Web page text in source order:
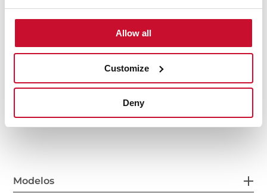
Allow all
Customize
Deny
Detalles técnicos
Modelos